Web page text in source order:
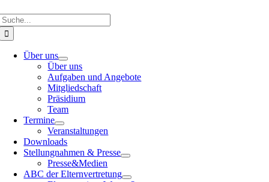
Über uns
Über uns
Aufgaben und Angebote
Mitgliedschaft
Präsidium
Team
Termine
Veranstaltungen
Downloads
Stellungnahmen & Presse
Presse&Medien
ABC der Elternvertretung